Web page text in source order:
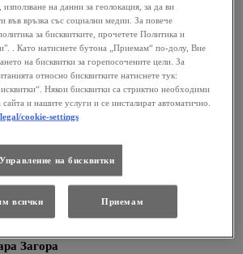
Плевен
на търговецЗапазете час за сервиз
Загора
на данни за геолокация, за да ви
във връзка със социални медии. За повече
за бисквитките, прочетете Политика и
. Като натиснете бутона „Приемам“ по-долу, Вие
на бисквитки за горепосочените цели. За
относно бисквитките натиснете тук:
Някои бисквитки са стриктно необходими
сайта и нашите услуги и се инсталират автоматично.
cookie-settings
Управление на бисквитки
всички Приемам